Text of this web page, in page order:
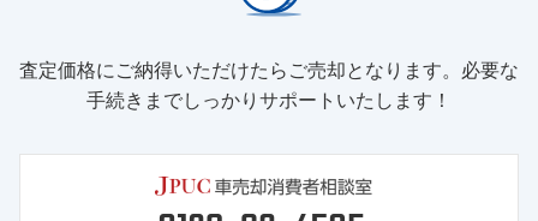
査定価格にご納得いただけたらご売却となります。必要な
手続きまでしっかりサポートいたします！